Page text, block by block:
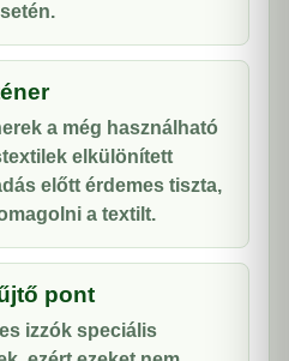
a még használható
elkülönített
előtt érdemes tiszta,
a textilt.
pont
izzók speciális